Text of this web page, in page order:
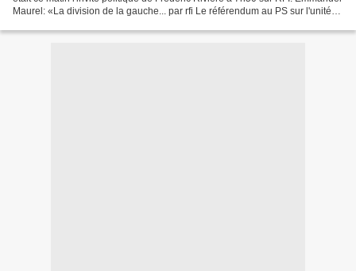
Maurel: «La division de la gauche... par rfi Le référendum au PS sur l'unité